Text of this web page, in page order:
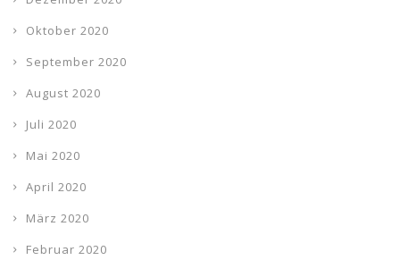
Oktober 2020
September 2020
August 2020
Juli 2020
Mai 2020
April 2020
März 2020
Februar 2020